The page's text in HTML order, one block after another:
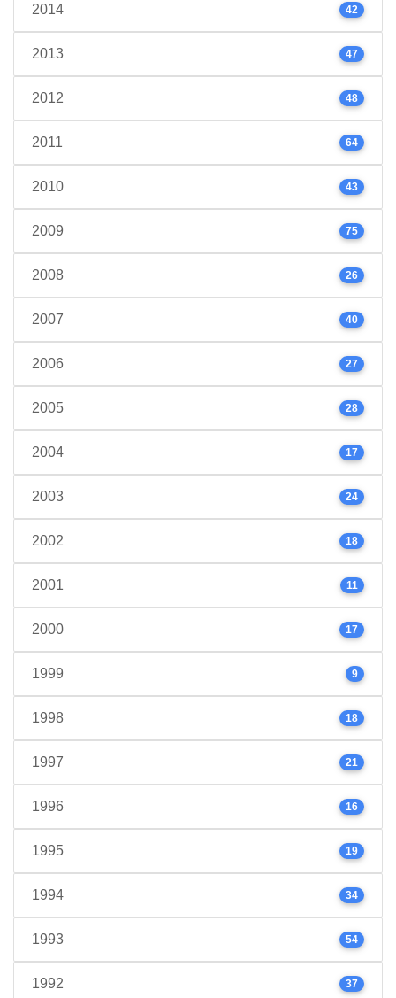
2014 42
2013 47
2012 48
2011 64
2010 43
2009 75
2008 26
2007 40
2006 27
2005 28
2004 17
2003 24
2002 18
2001 11
2000 17
1999 9
1998 18
1997 21
1996 16
1995 19
1994 34
1993 54
1992 37